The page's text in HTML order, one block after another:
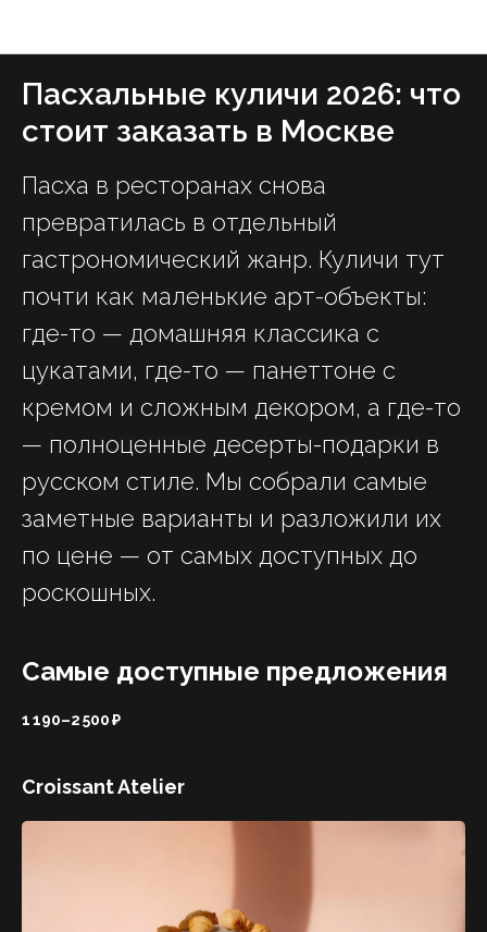
Пасхальные куличи 2026: что
стоит заказать в Москве
Пасха в ресторанах снова
превратилась в отдельный
гастрономический жанр. Куличи тут
почти как маленькие арт-объекты:
где-то — домашняя классика с
цукатами, где-то — панеттоне с
кремом и сложным декором, а где-то
— полноценные десерты-подарки в
русском стиле. Мы собрали самые
заметные варианты и разложили их
по цене — от самых доступных до
роскошных.
Самые доступные предложения
1 190–2 500 ₽
Croissant Atelier